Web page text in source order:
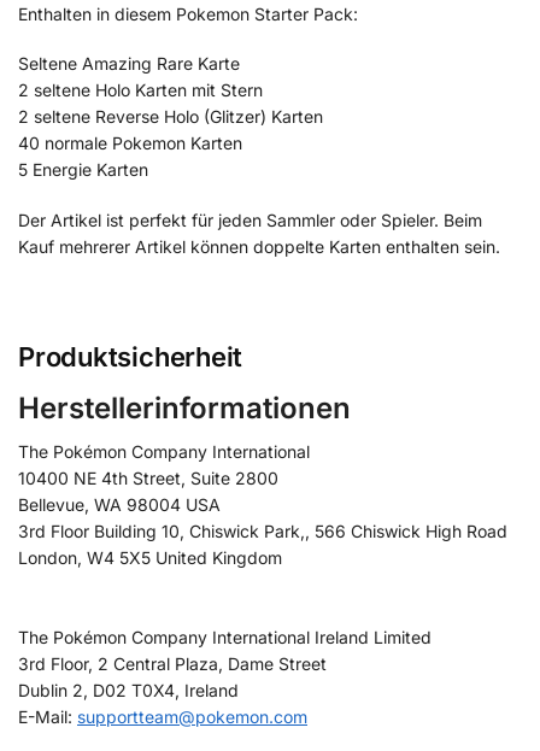
Enthalten in diesem Pokemon Starter Pack:
Seltene Amazing Rare Karte
2 seltene Holo Karten mit Stern
2 seltene Reverse Holo (Glitzer) Karten
40 normale Pokemon Karten
5 Energie Karten
Der Artikel ist perfekt für jeden Sammler oder Spieler. Beim
Kauf mehrerer Artikel können doppelte Karten enthalten sein.
Produktsicherheit
Herstellerinformationen
The Pokémon Company International
10400 NE 4th Street, Suite 2800
Bellevue, WA 98004 USA
3rd Floor Building 10, Chiswick Park,, 566 Chiswick High Road
London, W4 5X5 United Kingdom
The Pokémon Company International Ireland Limited
3rd Floor, 2 Central Plaza, Dame Street
Dublin 2, D02 T0X4, Ireland
E-Mail: supportteam@pokemon.com